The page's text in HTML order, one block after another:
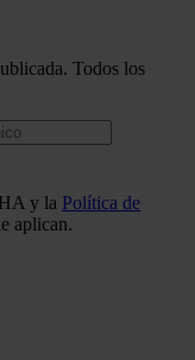
Todos los
y la Política de
aplican.